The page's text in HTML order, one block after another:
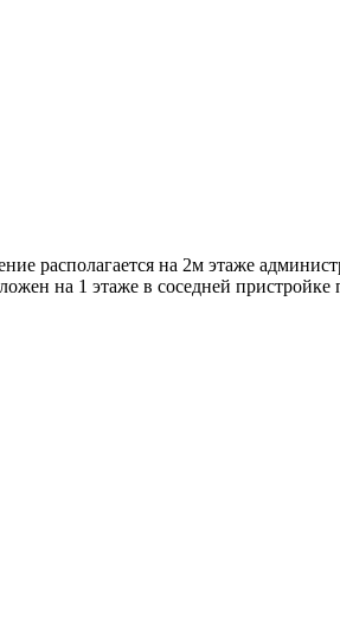
располагается на 2м этаже
на 1 этаже в соседней